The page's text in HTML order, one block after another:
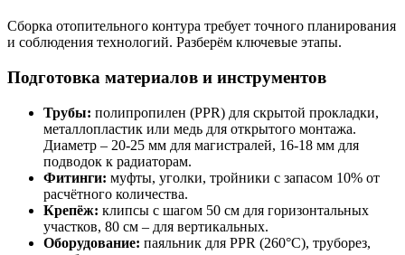
Сборка отопительного контура требует точного планирования
и соблюдения технологий. Разберём ключевые этапы.
Подготовка материалов и инструментов
Трубы: полипропилен (PPR) для скрытой прокладки,
металлопластик или медь для открытого монтажа.
Диаметр – 20-25 мм для магистралей, 16-18 мм для
подводок к радиаторам.
Фитинги: муфты, уголки, тройники с запасом 10% от
расчётного количества.
Крепёж: клипсы с шагом 50 см для горизонтальных
участков, 80 см – для вертикальных.
Оборудование: паяльник для PPR (260°C), труборез,